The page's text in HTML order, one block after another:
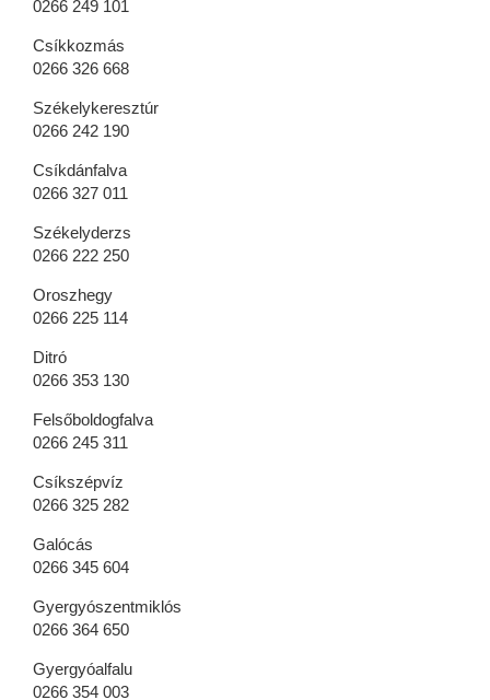
0266 249 101
Csíkkozmás
0266 326 668
Székelykeresztúr
0266 242 190
Csíkdánfalva
0266 327 011
Székelyderzs
0266 222 250
Oroszhegy
0266 225 114
Ditró
0266 353 130
Felsőboldogfalva
0266 245 311
Csíkszépvíz
0266 325 282
Galócás
0266 345 604
Gyergyószentmiklós
0266 364 650
Gyergyóalfalu
0266 354 003